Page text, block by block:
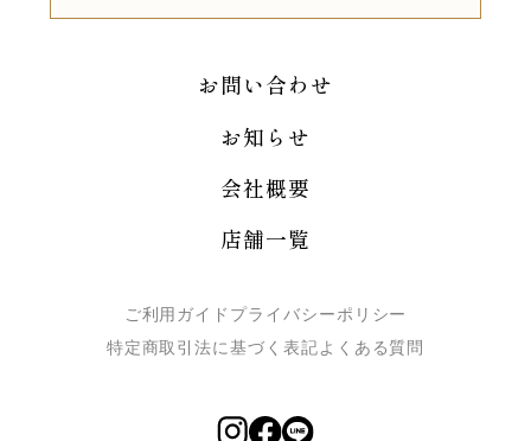
お問い合わせ
お知らせ
会社概要
店舗一覧
ご利用ガイド プライバシーポリシー
特定商取引法に基づく表記よくある質問